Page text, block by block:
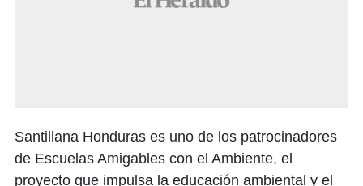
Santillana Honduras es uno de los patrocinadores
de Escuelas Amigables con el Ambiente, el
proyecto que impulsa la educación ambiental y el